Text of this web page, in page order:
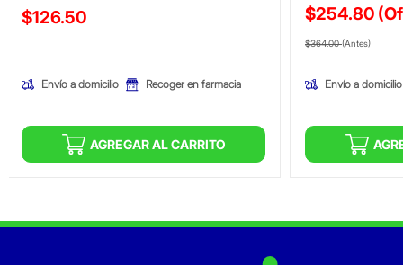
Precio reducido de
$126.50
Envío a domicilio Recoger en farmacia
AGREGAR AL CARRITO
$254.80
Precio
$364.00(Antes)
Envío a domicilio